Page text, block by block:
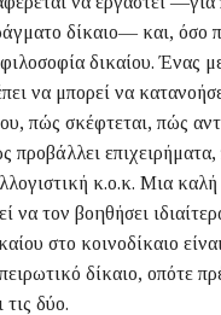
δίκαιο— και, όσο
δικαίου. Ένας
να μπορεί να
πώς σκέφτεται, πώς
προβάλλει
κ.ο.κ. Μια
να τον βοηθήσει
στο κοινοδίκαιο
δίκαιο, οπότε
τις δύο.